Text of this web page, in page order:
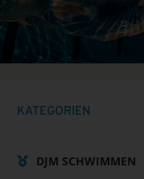
KATEGORIEN
DJM SCHWIMMEN